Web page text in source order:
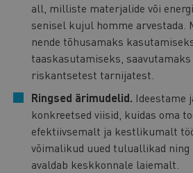
all, milliste materjalide või
senisel kujul homme arvestada.
nende tõhusamaks
taaskasutamiseks,
riskantsetest tarnijatest.
Ringsed ärimudelid. Ideestame
konkreetsed viisid, kuidas oma
efektiivsemalt ja kestlikumalt
võimalikud uued tuluallikad
avaldab keskkonnale laiemalt.